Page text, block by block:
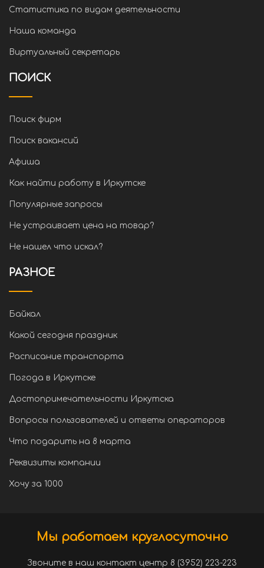
Статистика по видам деятельности
Наша команда
Виртуальный секретарь
ПОИСК
Поиск фирм
Поиск вакансий
Афиша
Как найти работу в Иркутске
Популярные запросы
Не устраивает цена на товар?
Не нашел что искал?
РАЗНОЕ
Байкал
Какой сегодня праздник
Расписание транспорта
Погода в Иркутске
Достопримечательности Иркутска
Вопросы пользователей и ответы операторов
Что подарить на 8 марта
Реквизиты компании
Хочу за 1000
Мы работаем круглосуточно
Звоните в наш контакт центр 8 (3952) 223-223